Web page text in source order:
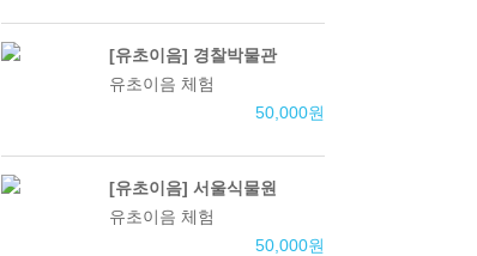
[유초이음] 경찰박물관
유초이음 체험
50,000원
[유초이음] 서울식물원
유초이음 체험
50,000원